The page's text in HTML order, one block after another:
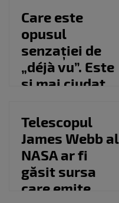
situația
Care este
opusul
senzației de
„déjà vu”. Este
și mai ciudat
închipui
Telescopul
James Webb al
NASA ar fi
găsit sursa
care emite